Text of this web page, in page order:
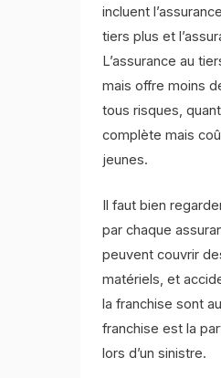
incluent
tiers plus et
L’assurance au
mais offre moins
tous risques,
complète mais
jeunes.
Il faut bien
par chaque
peuvent couvrir
matériels, et
la franchise sont
franchise est la
lors d’un sinistre.